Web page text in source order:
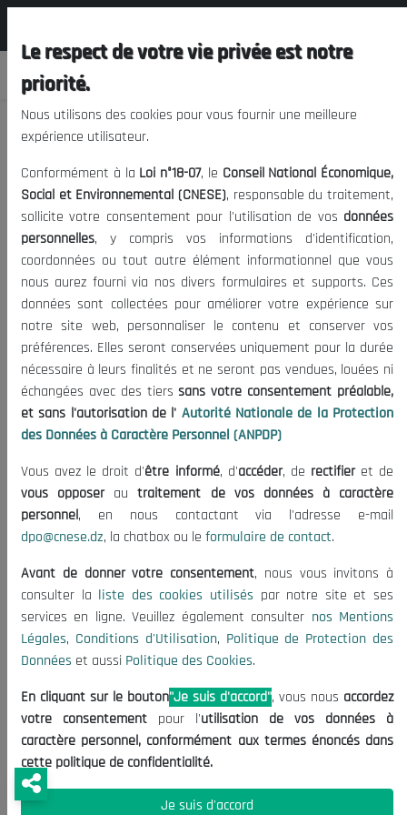
equipements electriques et les
potentialites d’exportation
Date de publication: 21/06/2021 | Tags:
Equipements électriques
Industrie électrique
Marché | Visites: 1626
La conjoncture économique mondiale d’aujourd’hui nous impose de
diversifier l’économie et nous incite à un développement qui doit
commencer par un positionnement plus dynamique sur le marché
national mais également par une présence forte sur les marchés
Le marché algérien des équipements électriques a bien évolué et
continuera à évoluer rapidement, notamment avec le
développement des réseaux électriques et de l’électrification, les
mesures d'efficacité énergétique, le développement des réseaux
électriques intelligents (smart grids), stockage, mobilité durabl, ces
usages vont faire évoluer le marché des équipements électriques.
Pour ce faire, il est nécessaire d’analyser les tendances qui
soutiendront la demande et d’apporter un regard positif et
stratégique sur son évolution au regard d’une dynamique
Discours du président
Le programme
Fiche technique
Note conceptuelle
Le respect de votre vie privée est notre
priorité.
Nous utilisons des cookies pour vous fournir une meilleure
expérience utilisateur.
Conformément à la Loi n°18-07, le Conseil National Économique,
Social et Environnemental (CNESE), responsable du traitement,
sollicite votre consentement pour l'utilisation de vos données
personnelles, y compris vos informations d'identification,
coordonnées ou tout autre élément informationnel que vous
nous aurez fourni via nos divers formulaires et supports. Ces
données sont collectées pour améliorer votre expérience sur
notre site web, personnaliser le contenu et conserver vos
préférences. Elles seront conservées uniquement pour la durée
nécessaire à leurs finalités et ne seront pas vendues, louées ni
échangées avec des tierssans votre consentement préalable,
et sans l'autorisation de l' Autorité Nationale de la Protection
des Données à Caractère Personnel (ANPDP)
Vous avez le droit d'être informé, d'accéder, de rectifieret de
vous opposerautraitement de vos données à caractère
personnel, en nous contactant via l'adresse e-mail
dpo@cnese.dz, la chatbox ou le formulaire de contact.
Avant de donner votre consentement, nous vous invitons à
consulter la liste des cookies utilisés par notre site et ses
services en ligne. Veuillez également consulter nos Mentions
Légales, Conditions d'Utilisation, Politique de Protection des
Données et aussi Politique des Cookies.
En cliquant sur le bouton"Je suis d'accord", vous nous accordez
votre consentement pour l'utilisation de vos données à
caractère personnel, conformément aux termes énoncés dans
cette politique de confidentialité.
Je suis d'accord